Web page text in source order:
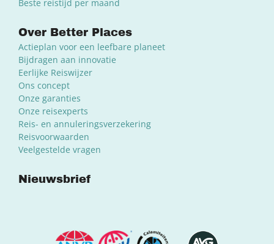
Beste reistijd per maand
Over Better Places
Actieplan voor een leefbare planeet
Bijdragen aan innovatie
Eerlijke Reiswijzer
Ons concept
Onze garanties
Onze reisexperts
Reis- en annuleringsverzekering
Reisvoorwaarden
Veelgestelde vragen
Nieuwsbrief